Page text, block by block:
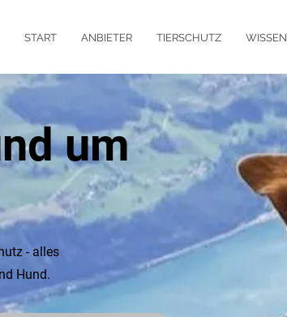
START ANBIETER TIERSCHUTZ
- alles
Hund.
um